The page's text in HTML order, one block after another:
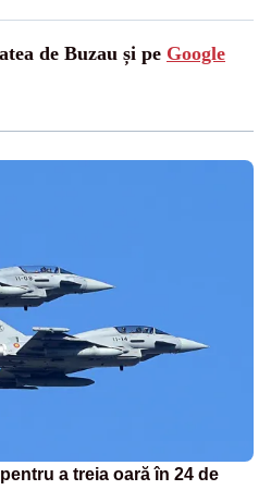
de Buzau și pe Google
a treia oară în 24 de